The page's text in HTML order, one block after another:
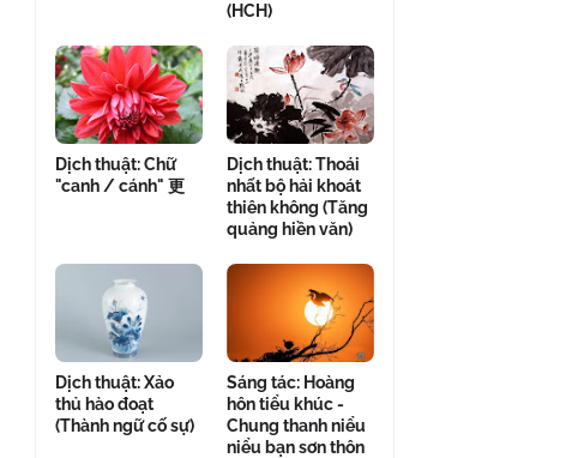
(HCH)
Dịch thuật: Chữ
"canh / cánh" 更
Dịch thuật: Thoái
nhất bộ hải khoát
thiên không (Tăng
quảng hiền văn)
Dịch thuật: Xảo
thủ hào đoạt
(Thành ngữ cố sự)
Sáng tác: Hoàng
hôn tiểu khúc -
Chung thanh niểu
niểu bạn sơn thôn